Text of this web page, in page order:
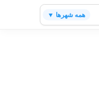
همه شهرها ▼